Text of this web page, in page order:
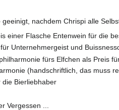
nachdem Chrispi alle
einer Flasche Entenwein für die
Unternehmergeist und
fürs Elfchen als Preis
(handschriftlich, das muss
die Bierliebhaber
Vergessen ...